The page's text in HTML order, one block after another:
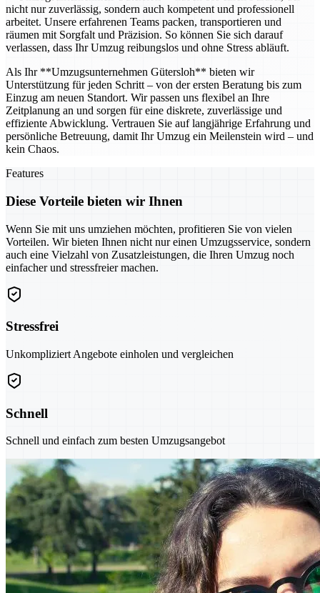
nicht nur zuverlässig, sondern auch kompetent und professionell
arbeitet. Unsere erfahrenen Teams packen, transportieren und
räumen mit Sorgfalt und Präzision. So können Sie sich darauf
verlassen, dass Ihr Umzug reibungslos und ohne Stress abläuft.
Als Ihr **Umzugsunternehmen Gütersloh** bieten wir
Unterstützung für jeden Schritt – von der ersten Beratung bis zum
Einzug am neuen Standort. Wir passen uns flexibel an Ihre
Zeitplanung an und sorgen für eine diskrete, zuverlässige und
effiziente Abwicklung. Vertrauen Sie auf langjährige Erfahrung und
persönliche Betreuung, damit Ihr Umzug ein Meilenstein wird – und
kein Chaos.
Features
Diese Vorteile bieten wir Ihnen
Wenn Sie mit uns umziehen möchten, profitieren Sie von vielen
Vorteilen. Wir bieten Ihnen nicht nur einen Umzugsservice, sondern
auch eine Vielzahl von Zusatzleistungen, die Ihren Umzug noch
einfacher und stressfreier machen.
Stressfrei
Unkompliziert Angebote einholen und vergleichen
Schnell
Schnell und einfach zum besten Umzugsangebot